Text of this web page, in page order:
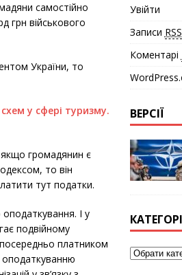
самостійно
грн військового
України, то
у сфері туризму.
якщо громадянин є
то він
тут податки.
І у
подвійному
платником
Увійти
Записи RSS
Коментарі
ВЕРСІЇ